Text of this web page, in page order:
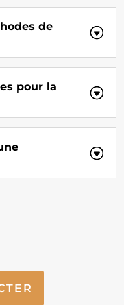
de
pour la